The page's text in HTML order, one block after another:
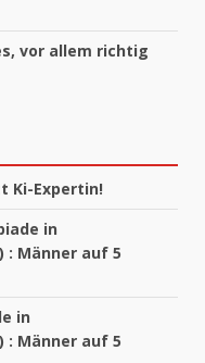
vor allem richtig
Ki-Expertin!
in
: Männer auf 5
in
: Männer auf 5